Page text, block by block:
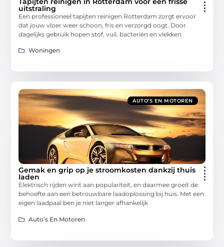
uitstraling
Een professioneel tapijten reinigen Rotterdam zorgt ervoor
dat jouw vloer weer schoon, fris en verzorgd oogt. Door
dagelijks gebruik hopen stof, vuil, bacteriën en vlekken
Woningen
AUTO’S EN MOTOREN
Gemak en grip op je stroomkosten dankzij thuis
laden
Elektrisch rijden wint aan populariteit, en daarmee groeit de
behoefte aan een betrouwbare laadoplossing bij huis. Met een
eigen laadpaal ben je niet langer afhankelijk
Auto’s En Motoren